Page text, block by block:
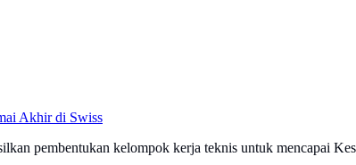
Akhir di Swiss
pembentukan kelompok kerja teknis untuk mencapai